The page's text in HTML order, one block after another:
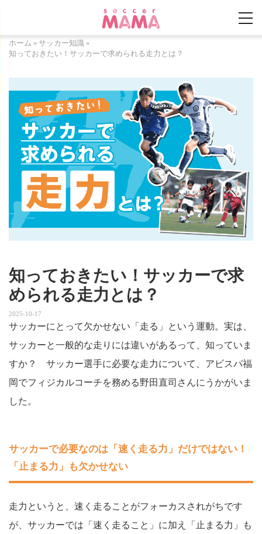
ホーム » サッカー知識 »
知っておきたい！サッカーで求められる走力とは？
知っておきたい！サッカーで求
められる走力とは？
2025-10-17
サッカーにとって欠かせない「走る」という運動。実は、
サッカーと一般的な走りには違いがあるって、知っていま
すか？ サッカー選手に必要な走力について、アビスパ福
岡でフィジカルコーチを務める野田直司さんにうかがいま
した。
サッカーで必要なのは「速く走る力」だけではない！
「止まる力」も欠かせない
走力というと、速く走ることがフォーカスされがちです
が、サッカーでは「速く走ること」に加え「止まる力」も